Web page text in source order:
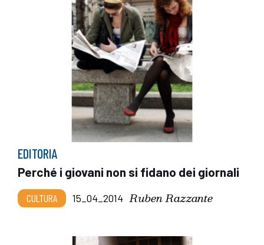
EDITORIA
Perché i giovani non si fidano dei giornali
CULTURA 15_04_2014 Ruben Razzante